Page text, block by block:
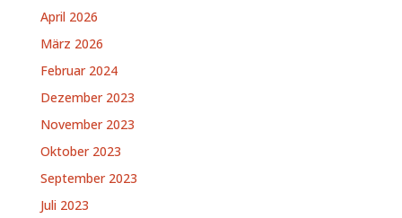
April 2026
März 2026
Februar 2024
Dezember 2023
November 2023
Oktober 2023
September 2023
Juli 2023